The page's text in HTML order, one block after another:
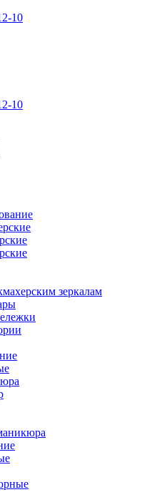
10
10
зеркалам